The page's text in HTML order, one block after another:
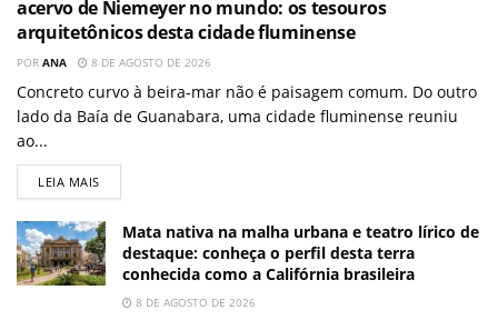
acervo de Niemeyer no mundo: os tesouros
arquitetônicos desta cidade fluminense
POR ANA 8 DE AGOSTO DE 2026
Concreto curvo à beira-mar não é paisagem comum. Do outro
lado da Baía de Guanabara, uma cidade fluminense reuniu
ao...
LEIA MAIS
Mata nativa na malha urbana e teatro lírico de
destaque: conheça o perfil desta terra
conhecida como a Califórnia brasileira
8 DE AGOSTO DE 2026